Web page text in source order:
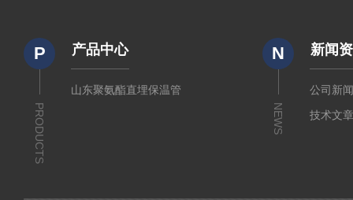
P
PRODUCTS
产品中心
山东聚氨酯直埋保温管
N
NEWS
新闻
公司新
技术文